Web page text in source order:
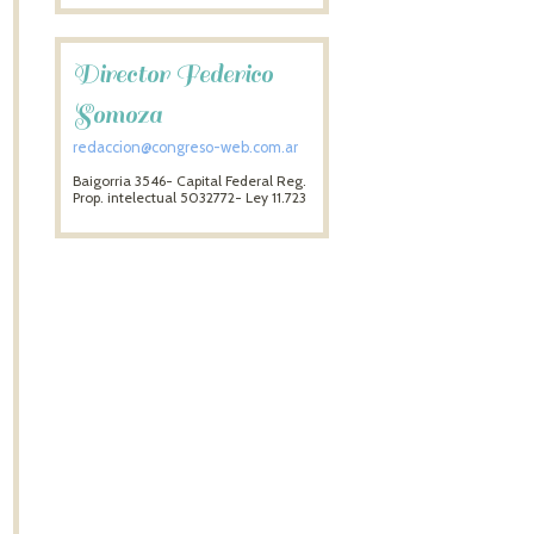
Director Federico
Somoza
redaccion@congreso-web.com.ar
Baigorria 3546- Capital Federal Reg.
Prop. intelectual 5032772- Ley 11.723